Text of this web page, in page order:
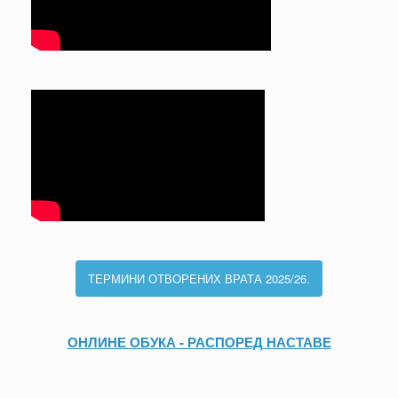
ТЕРМИНИ ОТВОРЕНИХ ВРАТА 2025/26.
ОНЛИНЕ ОБУКА - РАСПОРЕД НАСТАВЕ